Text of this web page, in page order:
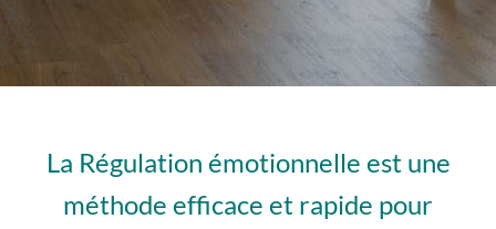
La Régulation émotionnelle est une
méthode efficace et rapide pour